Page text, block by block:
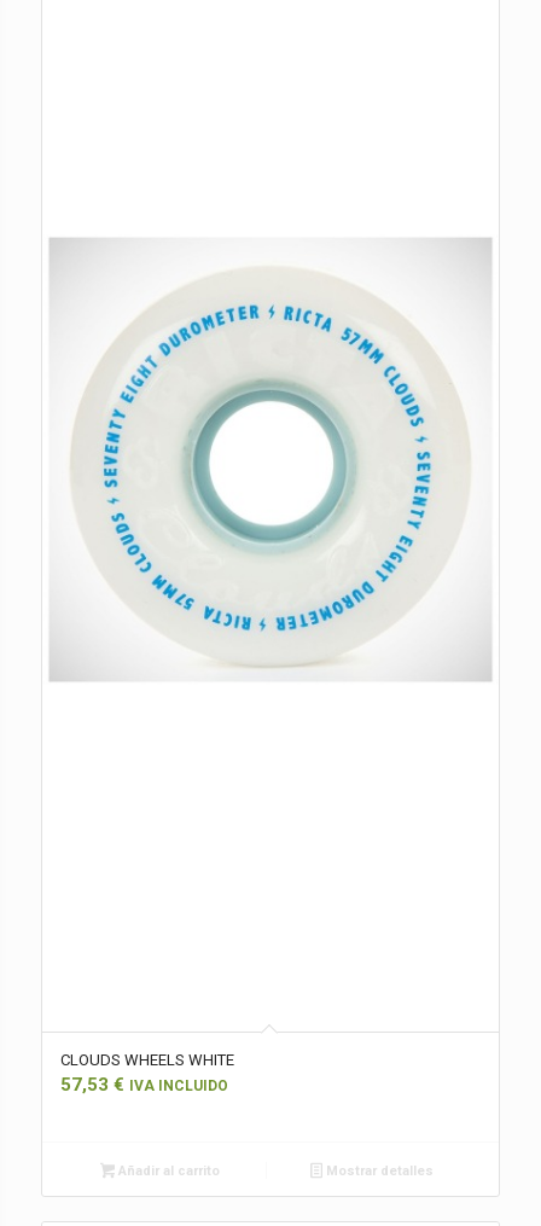
CLOUDS WHEELS WHITE
57,53 € IVA INCLUIDO
Añadir al carrito Mostrar detalles